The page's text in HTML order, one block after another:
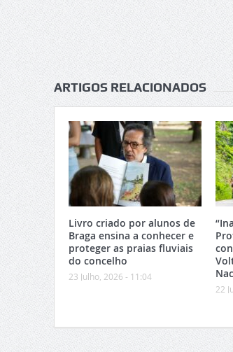
ARTIGOS RELACIONADOS
Livro criado por alunos de
Braga ensina a conhecer e
proteger as praias fluviais
do concelho
23 Julho, 2026 - 11:04
22